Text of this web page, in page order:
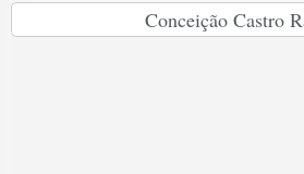
Conceição Castro